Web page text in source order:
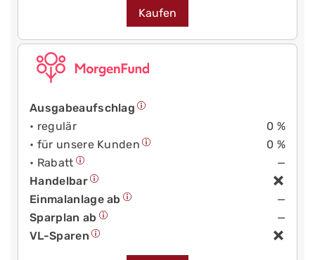
Kaufen
Ausgabeaufschlag
• regulär
0 %
• für unsere Kunden
0 %
• Rabatt
—
Handelbar
Einmalanlage ab
—
Sparplan ab
—
VL-Sparen